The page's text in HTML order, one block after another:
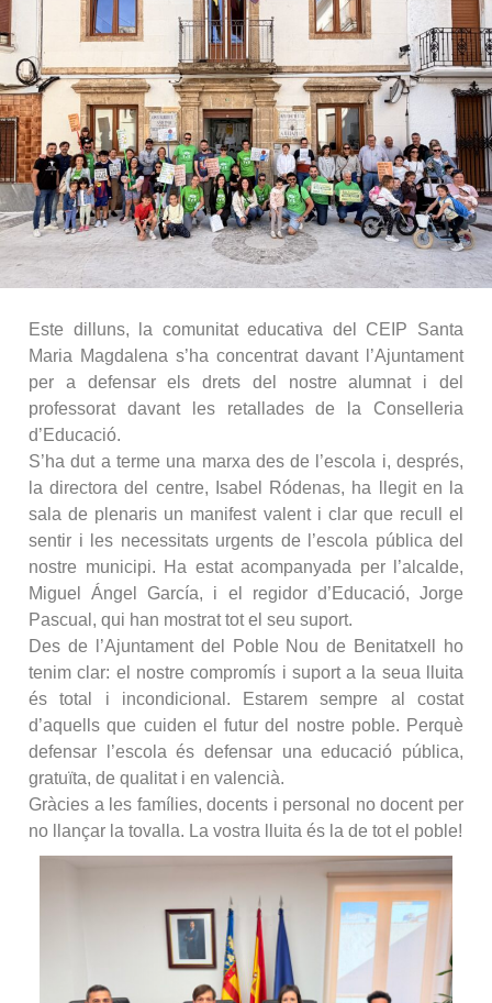
Este dilluns, la comunitat educativa del CEIP Santa
Maria Magdalena s’ha concentrat davant l’Ajuntament
per a defensar els drets del nostre alumnat i del
professorat davant les retallades de la Conselleria
d’Educació.
S’ha dut a terme una marxa des de l’escola i, després,
la directora del centre, Isabel Ródenas, ha llegit en la
sala de plenaris un manifest valent i clar que recull el
sentir i les necessitats urgents de l’escola pública del
nostre municipi. Ha estat acompanyada per l’alcalde,
Miguel Ángel García, i el regidor d’Educació, Jorge
Pascual, qui han mostrat tot el seu suport.
Des de l’Ajuntament del Poble Nou de Benitatxell ho
tenim clar: el nostre compromís i suport a la seua lluita
és total i incondicional. Estarem sempre al costat
d’aquells que cuiden el futur del nostre poble. Perquè
defensar l’escola és defensar una educació pública,
gratuïta, de qualitat i en valencià.
Gràcies a les famílies, docents i personal no docent per
no llançar la tovalla. La vostra lluita és la de tot el poble!